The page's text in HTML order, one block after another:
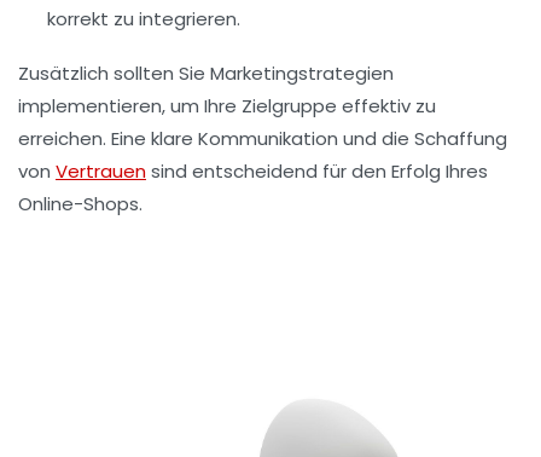
korrekt zu integrieren.
Zusätzlich sollten Sie Marketingstrategien
implementieren, um Ihre Zielgruppe effektiv zu
erreichen. Eine klare Kommunikation und die Schaffung
von Vertrauensind entscheidend für den Erfolg Ihres
Online-Shops.